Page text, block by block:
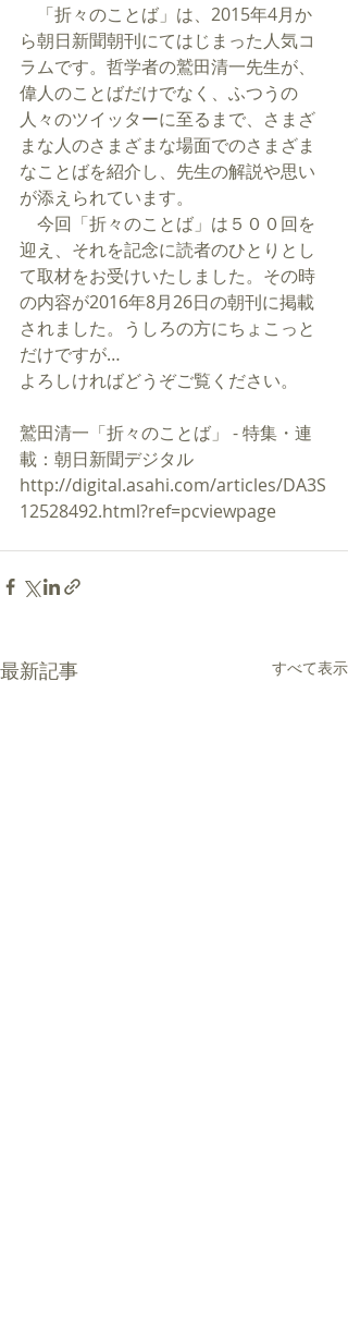
「折々のことば」は、2015年4月か
ら朝日新聞朝刊にてはじまった人気コ
ラムです。哲学者の鷲田清一先生が、
偉人のことばだけでなく、ふつうの
人々のツイッターに至るまで、さまざ
まな人のさまざまな場面でのさまざま
なことばを紹介し、先生の解説や思い
が添えられています。
今回「折々のことば」は５００回を
迎え、それを記念に読者のひとりとし
て取材をお受けいたしました。その時
の内容が2016年8月26日の朝刊に掲載
されました。うしろの方にちょこっと
だけですが…
よろしければどうぞご覧ください。
鷲田清一「折々のことば」 - 特集・連
載：朝日新聞デジタル
http://digital.asahi.com/articles/DA3S
12528492.html?ref=pcviewpage
最新記事 すべて表示